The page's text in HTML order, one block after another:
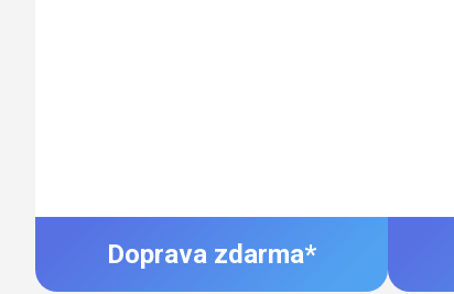
Doprava zdarma*